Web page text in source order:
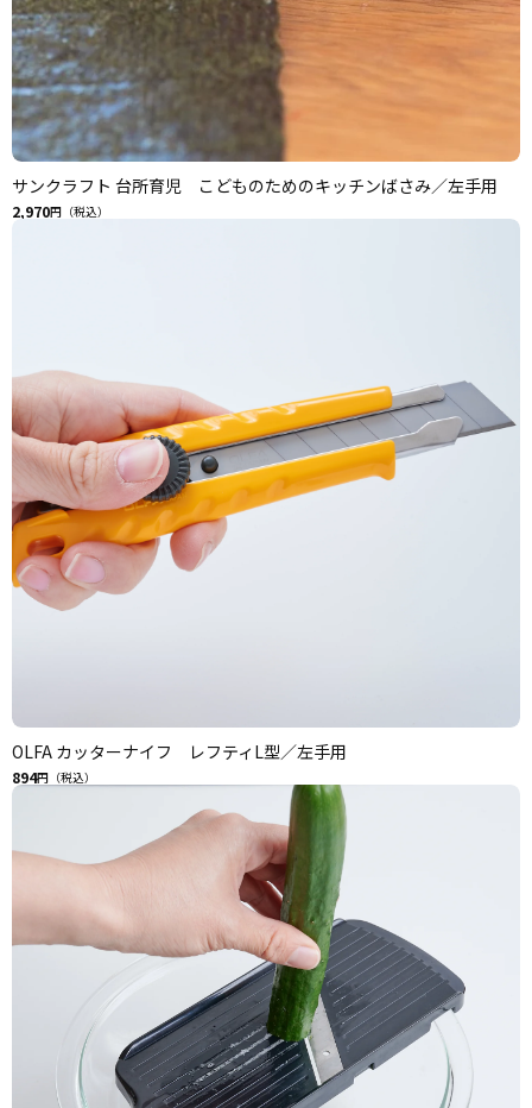
サンクラフト 台所育児 こどものためのキッチンばさみ／左手用
2,970円（税込）
OLFA カッターナイフ レフティL型／左手用
894円（税込）